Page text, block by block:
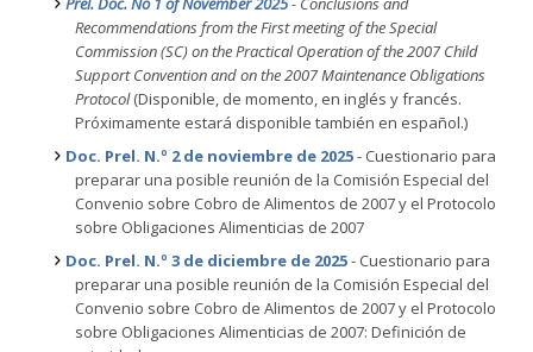
Recommendations from the First meeting of the Special
Commission (SC) on the Practical Operation of the 2007 Child
Support Convention and on the 2007 Maintenance Obligations
Protocol(Disponible, de momento, en inglés y francés.
Próximamente estará disponible también en español.)
Doc. Prel. N.º 2 de noviembre de 2025- Cuestionario para
preparar una posible reunión de la Comisión Especial del
Convenio sobre Cobro de Alimentos de 2007 y el Protocolo
sobre Obligaciones Alimenticias de 2007
Doc. Prel. N.º 3 de diciembre de 2025- Cuestionario para
preparar una posible reunión de la Comisión Especial del
Convenio sobre Cobro de Alimentos de 2007 y el Protocolo
sobre Obligaciones Alimenticias de 2007: Definición de